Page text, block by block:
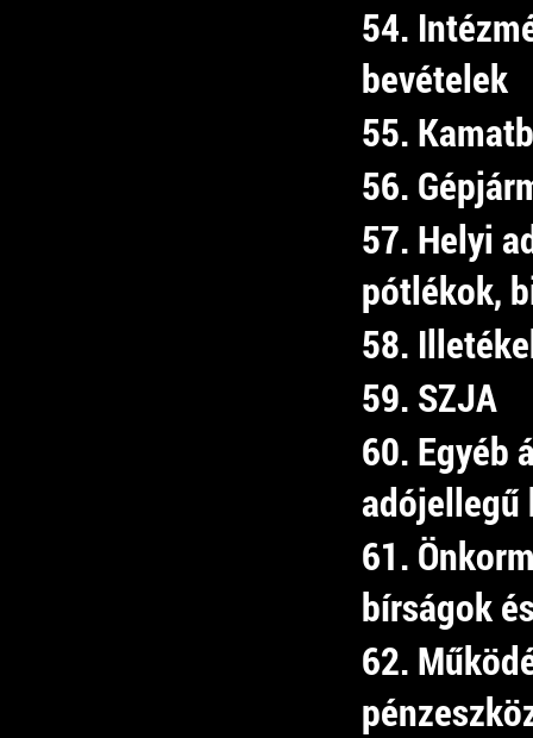
54.
bevételek
55.
56.
57. Helyi
pótlékok,
58.
59. SZJA
60. Egyéb
adójellegű
61.
bírságok
62.